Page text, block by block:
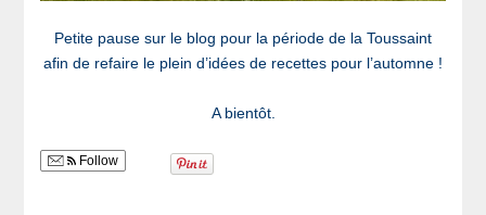
Petite pause sur le blog pour la période de la Toussaint
afin de refaire le plein d’idées de recettes pour l’automne !
A bientôt.
Follow